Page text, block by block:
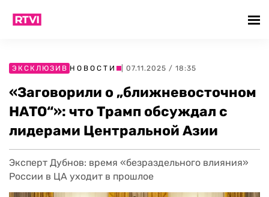
ЭКСКЛЮЗИВ НОВОСТИ | 07.11.2025 / 18:35
«Заговорили о „ближневосточном
НАТО“»: что Трамп обсуждал с
лидерами Центральной Азии
Эксперт Дубнов: время «безраздельного влияния»
России в ЦА уходит в прошлое